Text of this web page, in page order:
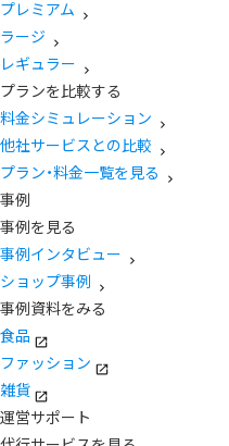
プレミアム
ラージ
レギュラー
プランを比較する
料金シミュレーション
他社サービスとの比較
プラン・料金一覧を見る
事例
事例を見る
事例インタビュー
ショップ事例
事例資料をみる
食品
ファッション
雑貨
運営サポート